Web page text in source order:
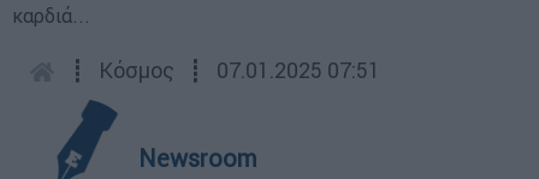
καρδιά...
┋ Κόσμος ┋ 07.01.2025 07:51
Newsroom